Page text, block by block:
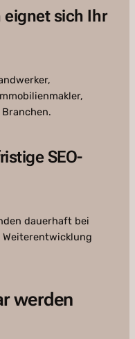
eignet sich Ihr
SEO-
dauerhaft bei
Weiterentwicklung
werden